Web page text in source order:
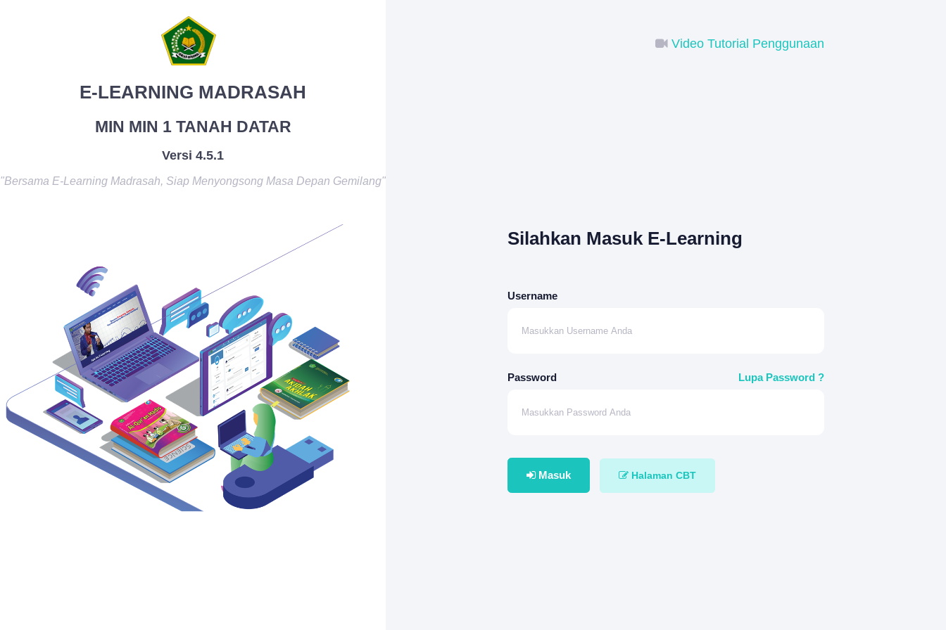
E-LEARNING MADRASAH
MIN MIN 1 TANAH DATAR
Versi 4.5.1
"Bersama E-Learning Madrasah, Siap Menyongsong Masa Depan Gemilang"
Video Tutorial Penggunaan
Silahkan Masuk E-Learning
Username
Password Lupa Password ?
Masuk Halaman CBT